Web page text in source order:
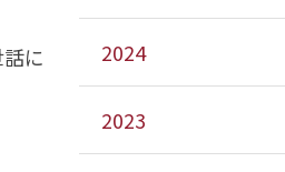
に
2024
2023